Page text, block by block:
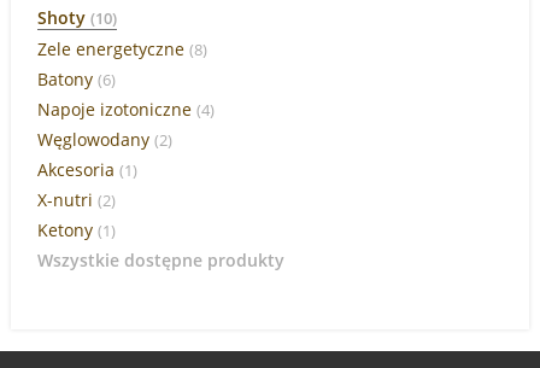
Shoty (10)
Zele energetyczne (8)
Batony (6)
Napoje izotoniczne (4)
Węglowodany (2)
Akcesoria (1)
X-nutri (2)
Ketony (1)
Wszystkie dostępne produkty